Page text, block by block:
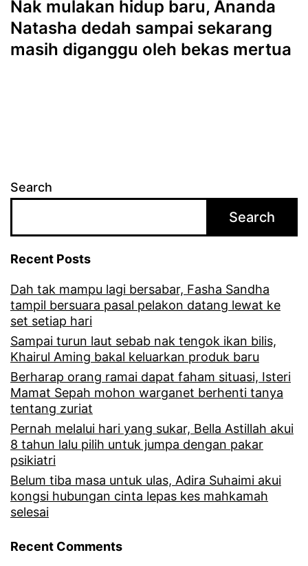
Nak mulakan hidup baru, Ananda
Natasha dedah sampai sekarang
masih diganggu oleh bekas mertua
Search
Search
Recent Posts
Dah tak mampu lagi bersabar, Fasha Sandha
tampil bersuara pasal pelakon datang lewat ke
set setiap hari
Sampai turun laut sebab nak tengok ikan bilis,
Khairul Aming bakal keluarkan produk baru
Berharap orang ramai dapat faham situasi, Isteri
Mamat Sepah mohon warganet berhenti tanya
tentang zuriat
Pernah melalui hari yang sukar, Bella Astillah akui
8 tahun lalu pilih untuk jumpa dengan pakar
psikiatri
Belum tiba masa untuk ulas, Adira Suhaimi akui
kongsi hubungan cinta lepas kes mahkamah
selesai
Recent Comments